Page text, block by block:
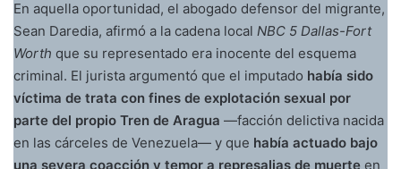
En aquella oportunidad, el abogado defensor del migrante,
Sean Daredia, afirmó a la cadena local NBC 5 Dallas-Fort
Worth que su representado era inocente del esquema
criminal. El jurista argumentó que el imputado había sido
víctima de trata con fines de explotación sexual por
parte del propio Tren de Aragua —facción delictiva nacida
en las cárceles de Venezuela— y que había actuado bajo
una severa coacción y temor a represalias de muerte en